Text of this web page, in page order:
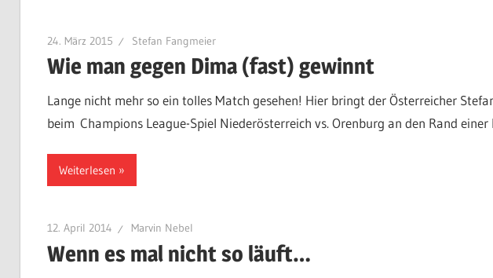
24. März 2015 Stefan Fangmeier
Wie man gegen Dima (fast) gewinnt
Lange nicht mehr so ein tolles Match gesehen! Hier bringt der Österreicher
beim Champions League-Spiel Niederösterreich vs. Orenburg an den Rand
Weiterlesen
12. April 2014 Marvin Nebel
Wenn es mal nicht so läuft…